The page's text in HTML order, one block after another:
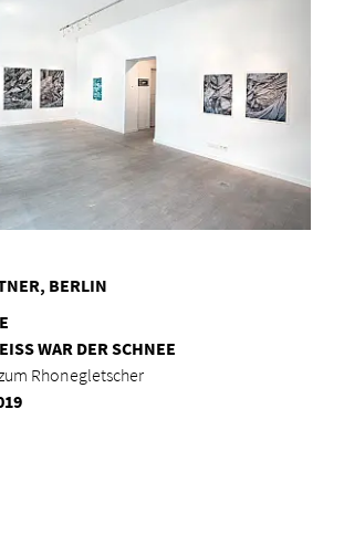
BERLIN
WAR DER SCHNE E
Rhonegletscher